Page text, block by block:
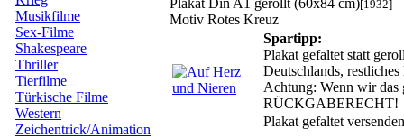
Musikfilme
Sex-Filme
Shakespeare
Thriller
Tierfilme
Türkische Filme
Western
Zeichentrick/Animation
[1932]
Motiv Rotes Kreuz
Spartipp:
Plakat gefaltet statt
Deutschlands,
Achtung: Wenn wir das
RÜCKGABERECHT!
Plakat gefaltet